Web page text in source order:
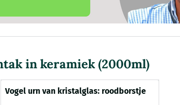
in keramiek (2000ml)
Vogel urn van kristalglas: roodborstje